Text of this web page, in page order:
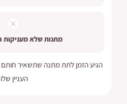
מתנות שלא מעניקות
הגיע הזמן לתת מתנה שתשאיר חותם
העניין